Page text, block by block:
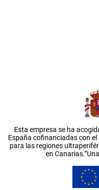
Esta empresa se ha
España cofinanciadas con el
para las regiones
en